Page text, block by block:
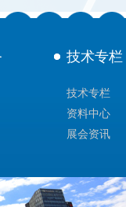
技术专栏
技术专栏
资料中心
展会资讯